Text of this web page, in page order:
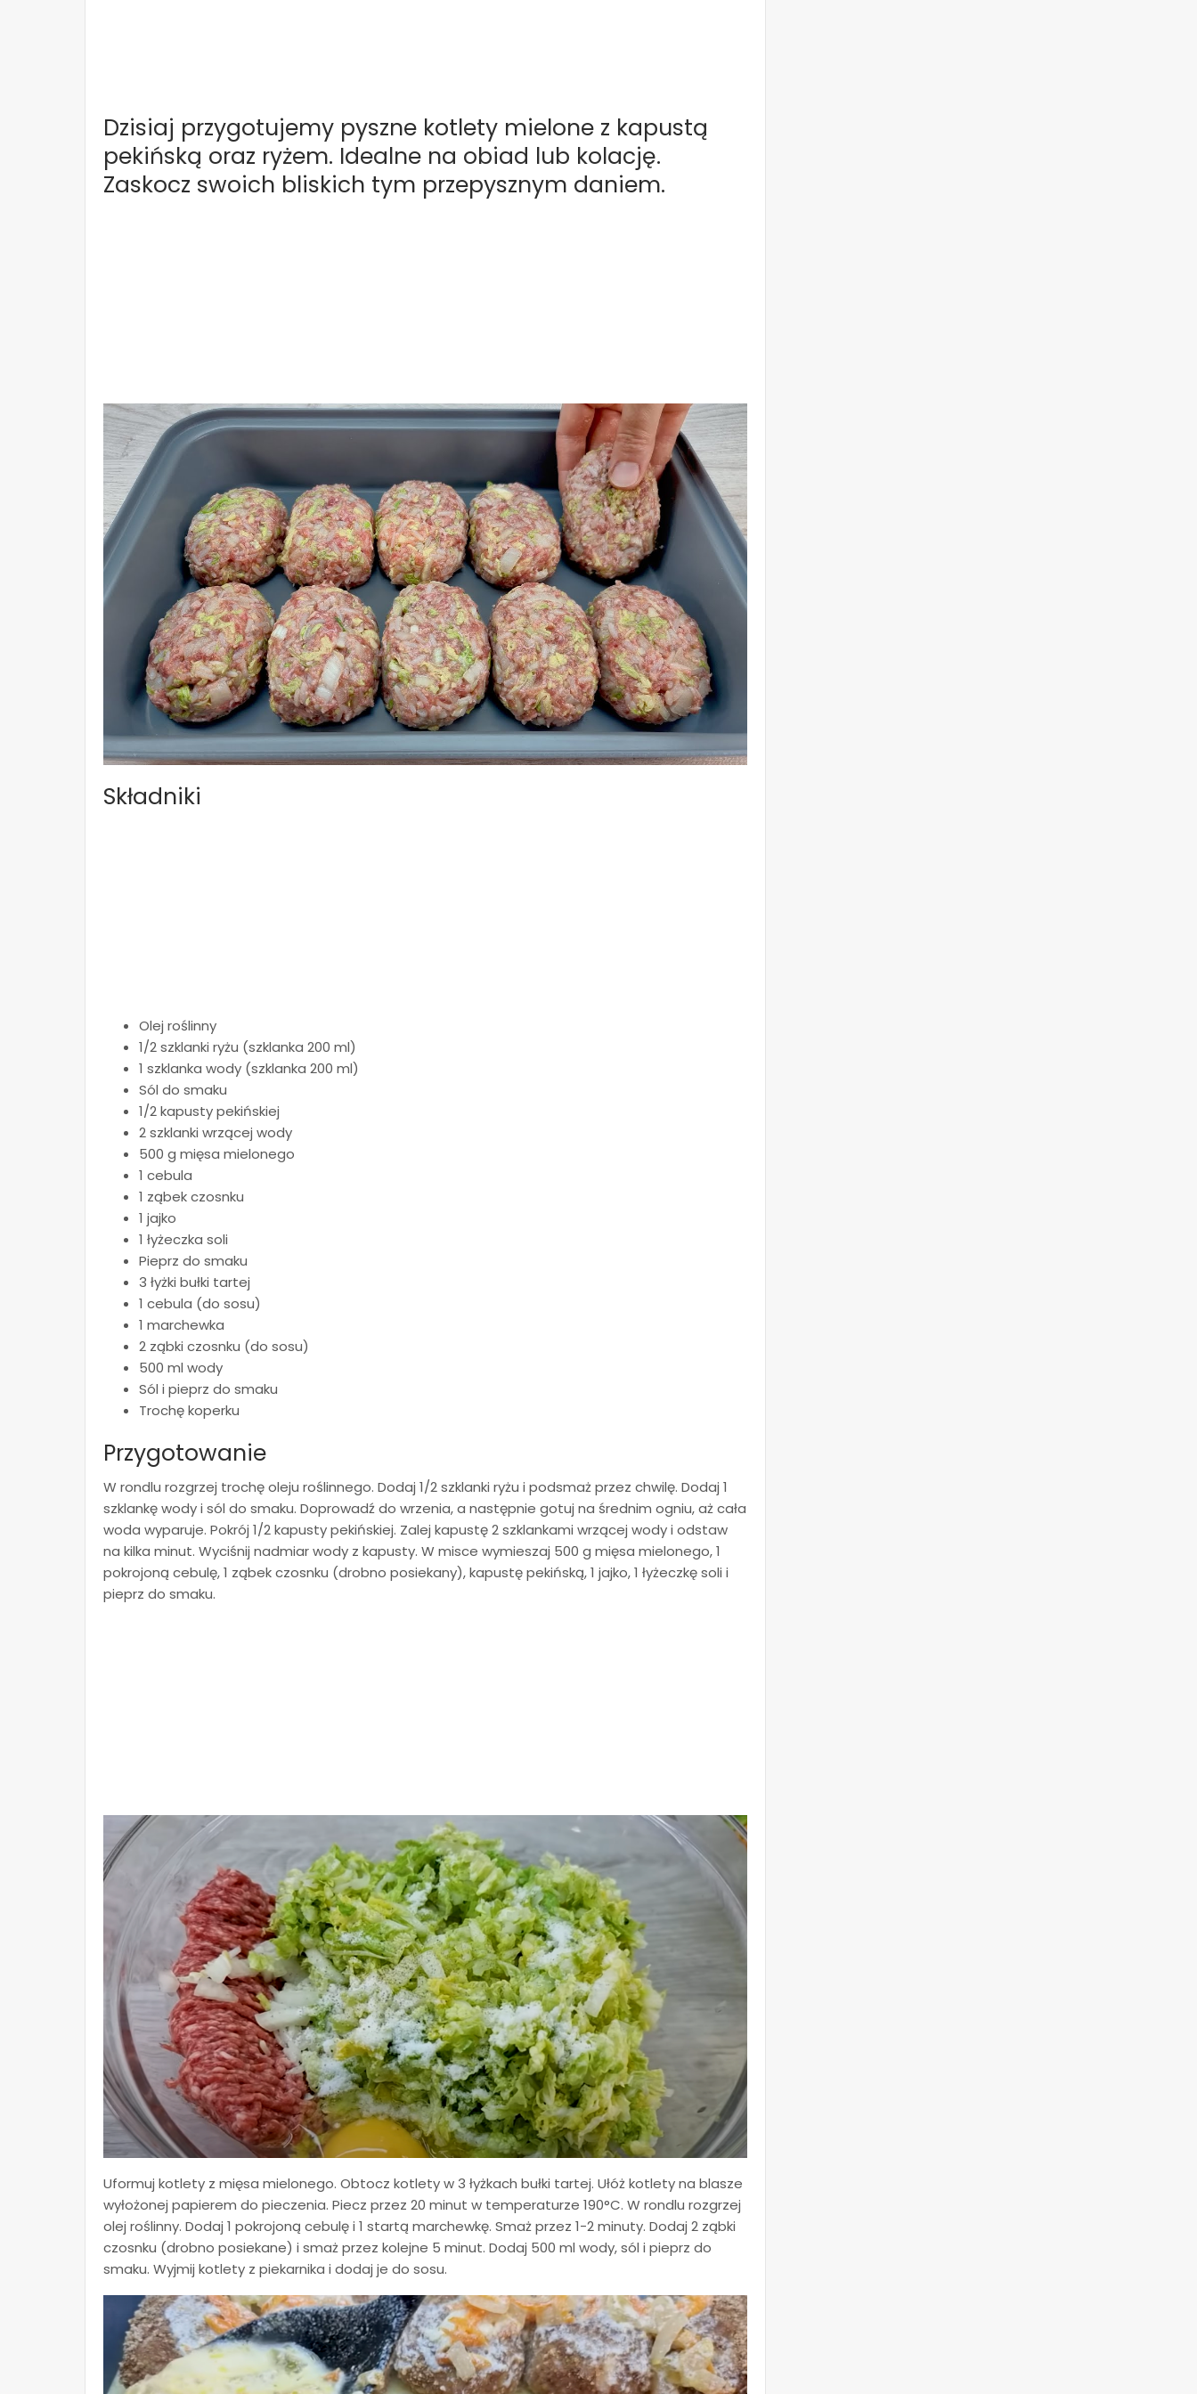
Dzisiaj przygotujemy pyszne kotlety mielone z kapustą
pekińską oraz ryżem. Idealne na obiad lub kolację.
Zaskocz swoich bliskich tym przepysznym daniem.
Składniki
Olej roślinny
1/2 szklanki ryżu (szklanka 200 ml)
1 szklanka wody (szklanka 200 ml)
Sól do smaku
1/2 kapusty pekińskiej
2 szklanki wrzącej wody
500 g mięsa mielonego
1 cebula
1 ząbek czosnku
1 jajko
1 łyżeczka soli
Pieprz do smaku
3 łyżki bułki tartej
1 cebula (do sosu)
1 marchewka
2 ząbki czosnku (do sosu)
500 ml wody
Sól i pieprz do smaku
Trochę koperku
Przygotowanie
W rondlu rozgrzej trochę oleju roślinnego. Dodaj 1/2 szklanki ryżu i podsmaż przez chwilę. Dodaj 1
szklankę wody i sól do smaku. Doprowadź do wrzenia, a następnie gotuj na średnim ogniu, aż cała
woda wyparuje. Pokrój 1/2 kapusty pekińskiej. Zalej kapustę 2 szklankami wrzącej wody i odstaw
na kilka minut. Wyciśnij nadmiar wody z kapusty. W misce wymieszaj 500 g mięsa mielonego, 1
pokrojoną cebulę, 1 ząbek czosnku (drobno posiekany), kapustę pekińską, 1 jajko, 1 łyżeczkę soli i
pieprz do smaku.
Uformuj kotlety z mięsa mielonego. Obtocz kotlety w 3 łyżkach bułki tartej. Ułóż kotlety na blasze
wyłożonej papierem do pieczenia. Piecz przez 20 minut w temperaturze 190°C. W rondlu rozgrzej
olej roślinny. Dodaj 1 pokrojoną cebulę i 1 startą marchewkę. Smaż przez 1-2 minuty. Dodaj 2 ząbki
czosnku (drobno posiekane) i smaż przez kolejne 5 minut. Dodaj 500 ml wody, sól i pieprz do
smaku. Wyjmij kotlety z piekarnika i dodaj je do sosu.